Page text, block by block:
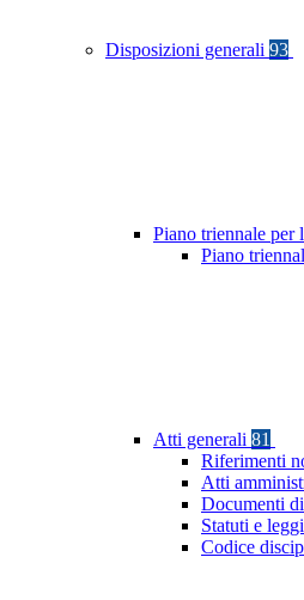
Disposizioni generali 93
Piano triennale per
Piano
Atti generali 81
Riferimenti
Atti
Documenti
Statuti e
Codice